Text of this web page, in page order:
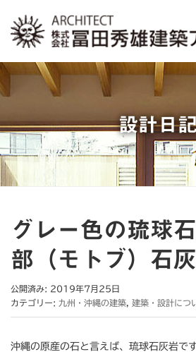
設計日
グレー色の琉球
部（モトブ）石
公開済み: 2019年7月25日
カテゴリー: 九州・沖縄の建築 建築・設計につ
沖縄の原産の石と言えば、琉球石灰岩で